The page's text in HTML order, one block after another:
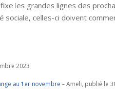
les grandes lignes des
sociale, celles-ci doivent
2023
au 1er novembre – Ameli, publié le